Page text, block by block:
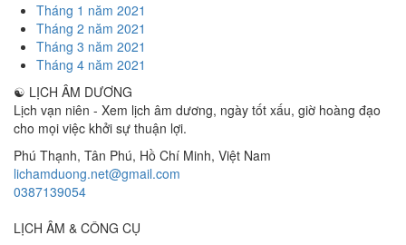
Tháng 1 năm 2021
Tháng 2 năm 2021
Tháng 3 năm 2021
Tháng 4 năm 2021
☯ LỊCH ÂM DƯƠNG
Lịch vạn niên - Xem lịch âm dương, ngày tốt xấu, giờ hoàng đạo
cho mọi việc khởi sự thuận lợi.
Phú Thạnh, Tân Phú, Hồ Chí Minh, Việt Nam
lichamduong.net@gmail.com
0387139054
LỊCH ÂM & CÔNG CỤ